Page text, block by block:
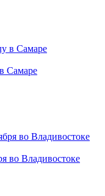
Самаре
во Владивостоке